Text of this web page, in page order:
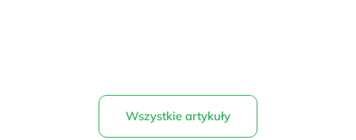
Wszystkie artykuły